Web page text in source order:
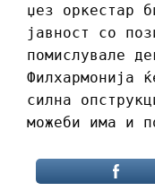
џез оркестар
јавност со
помислувале
Филхармонија
силна
можеби има и